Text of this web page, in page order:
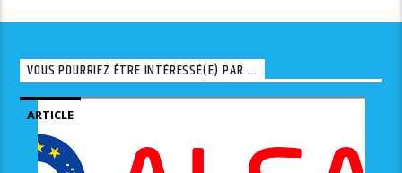
VOUS POURRIEZ ÊTRE INTÉRESSÉ(E) PAR ...
ARTICLE